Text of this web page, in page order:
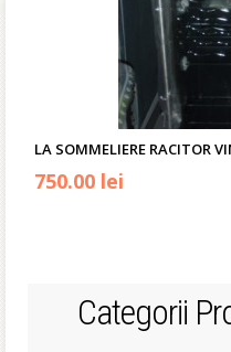
LA SOMMELIERE RACITOR
750.00 lei
Categorii